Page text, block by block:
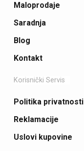
Maloprodaje
Saradnja
Blog
Kontakt
Korisnički Servis
Politika privatnosti
Reklamacije
Uslovi kupovine